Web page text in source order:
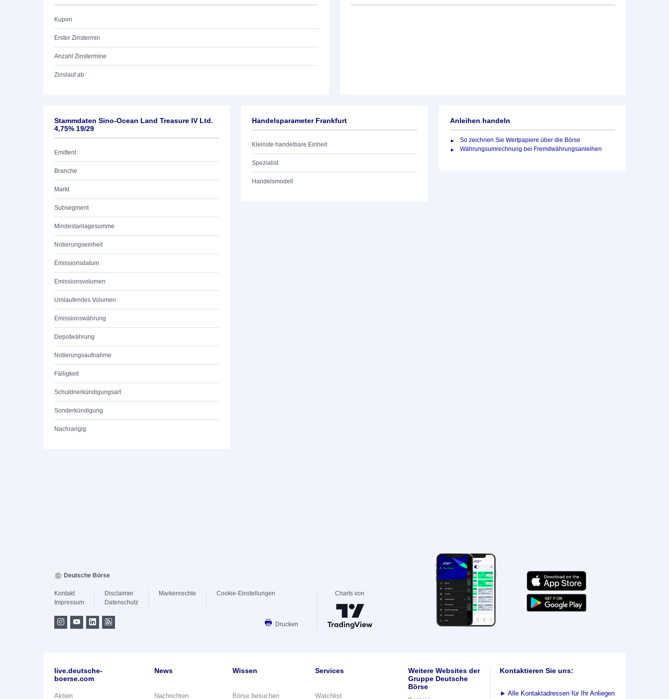
Kupon
Erster Zinstermin
Anzahl Zinstermine
Zinslauf ab
Stammdaten Sino-Ocean Land Treasure IV Ltd.
4,75% 19/29
Emittent
Branche
Markt
Subsegment
Mindestanlagesumme
Notierungseinheit
Emissionsdatum
Emissionsvolumen
Umlaufendes Volumen
Emissionswährung
Depotwährung
Notierungsaufnahme
Fälligkeit
Schuldnerkündigungsart
Sonderkündigung
Nachrangig
Handelsparameter Frankfurt
Kleinste handelbare Einheit
Spezialist
Handelsmodell
Anleihen handeln
So zeichnen Sie Wertpapiere über die Börse
Währungsumrechnung bei Fremdwährungsanleihen
Deutsche Börse
Kontakt
Impressum
Disclaimer
Datenschutz
Markenrechte Cookie-Einstellungen
Drucken
Charts von
live.deutsche-
boerse.com
Aktien
News
Nachrichten
Wissen
Börse besuchen
Services
Watchlist
Weitere Websites der
Gruppe Deutsche
Börse
Kontaktieren Sie uns:
► Alle Kontaktadressen für Ihr Anliegen